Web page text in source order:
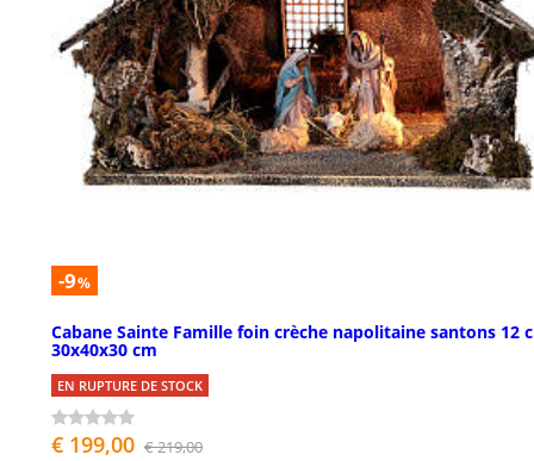
-9%
Cabane Sainte Famille foin crèche napolitaine santons 12
30x40x30 cm
EN RUPTURE DE STOCK
€ 199,00 € 219,00